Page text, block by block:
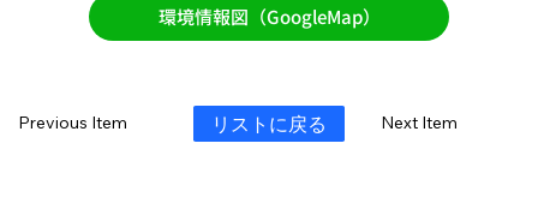
環境情報図（GoogleMap）
リストに戻る
Previous Item Next Item